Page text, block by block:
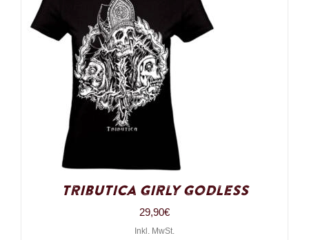
Tributica Girly Godless
29,90€
Inkl. MwSt.